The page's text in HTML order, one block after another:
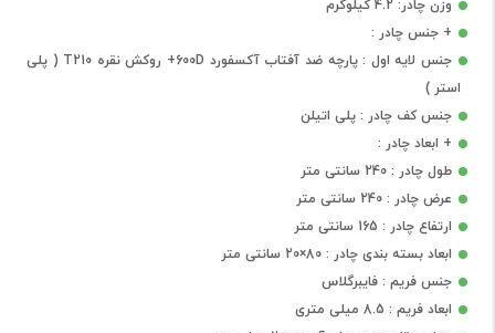
وزن چادر: 4.2 کیلوگرم
+ جنس چادر :
جنس لایه اول : پارچه ضد آفتاب آکسفورد 600D+ روکش نقره T210 ( پلی
استر )
جنس کف چادر : پلی اتیلن
+ ابعاد چادر :
طول چادر : 240 سانتی متر
عرض چادر : 240 سانتی متر
ارتفاع چادر : 165 سانتی متر
ابعاد بسته بندی چادر : 80×20 سانتی متر
جنس فریم : فایبرگلاس
ابعاد فریم : 8.5 میلی متری